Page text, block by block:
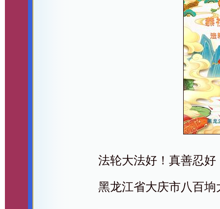
法轮大法好！真善忍好
黑龙江省大庆市八百垧